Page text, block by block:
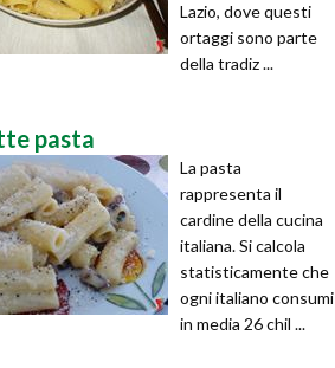
Lazio, dove questi
ortaggi sono parte
della tradiz ...
pasta
La pasta
rappresenta il
cardine della cucina
italiana. Si calcola
statisticamente che
ogni italiano consumi
in media 26 chil ...